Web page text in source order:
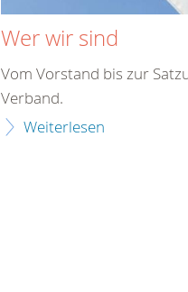
Wer wir sind
Vom Vorstand bis zur
Verband.
Weiterlesen